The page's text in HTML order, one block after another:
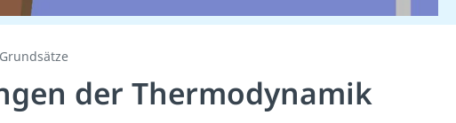
der Thermodynamik